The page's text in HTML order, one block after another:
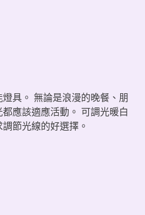
具。 無論是浪漫的晚餐、朋
應該適應活動。 可調光暖白
節光線的好選擇。